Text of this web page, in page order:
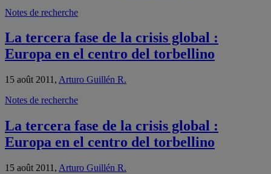
Notes de recherche
La tercera fase de la crisis global :
Europa en el centro del torbellino
15 août 2011, Arturo Guillén R.
Notes de recherche
La tercera fase de la crisis global :
Europa en el centro del torbellino
15 août 2011, Arturo Guillén R.